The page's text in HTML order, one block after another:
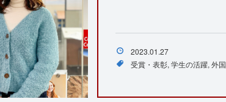
2023.01.27
受賞・表彰 学生の活躍 外